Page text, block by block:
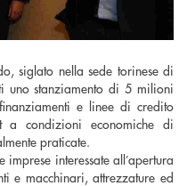
siglato nella sede torinese di
uno stanziamento di 5 milioni
e linee di credito
a condizioni economiche di
praticate.
interessate all’apertura
e macchinari, attrezzature ed